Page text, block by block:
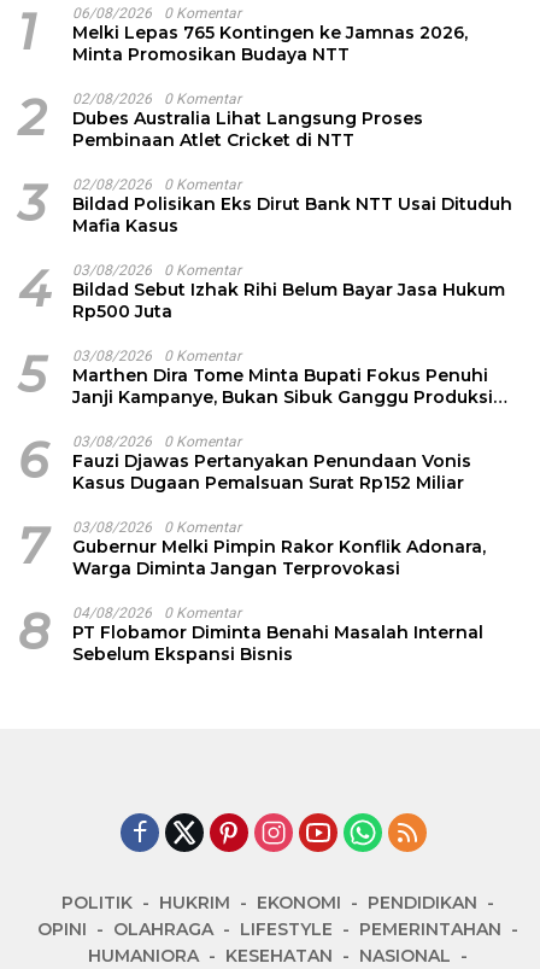
1 06/08/2026 0 Komentar
Melki Lepas 765 Kontingen ke Jamnas 2026,
Minta Promosikan Budaya NTT
2 02/08/2026 0 Komentar
Dubes Australia Lihat Langsung Proses
Pembinaan Atlet Cricket di NTT
3 02/08/2026 0 Komentar
Bildad Polisikan Eks Dirut Bank NTT Usai Dituduh
Mafia Kasus
4 03/08/2026 0 Komentar
Bildad Sebut Izhak Rihi Belum Bayar Jasa Hukum
Rp500 Juta
5 03/08/2026 0 Komentar
Marthen Dira Tome Minta Bupati Fokus Penuhi
Janji Kampanye, Bukan Sibuk Ganggu Produksi
6 03/08/2026 0 Komentar
Fauzi Djawas Pertanyakan Penundaan Vonis
Kasus Dugaan Pemalsuan Surat Rp152 Miliar
7 03/08/2026 0 Komentar
Gubernur Melki Pimpin Rakor Konflik Adonara,
Warga Diminta Jangan Terprovokasi
8 04/08/2026 0 Komentar
PT Flobamor Diminta Benahi Masalah Internal
Sebelum Ekspansi Bisnis
POLITIK HUKRIM EKONOMI
PENDIDIKAN
OPINI
OLAHRAGA LIFESTYLE
PEMERINTAHAN
HUMANIORA
KESEHATAN NASIONAL